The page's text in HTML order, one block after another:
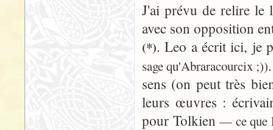
J'ai prévu de relire le
avec son opposition
(*). Leo a écrit ici, je
sage qu'Abraracourcix ;))
sens (on peut très
leurs œuvres :
pour Tolkien— ce que